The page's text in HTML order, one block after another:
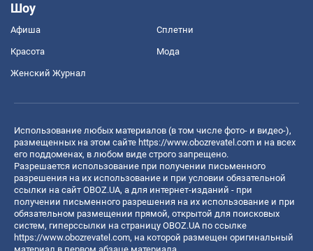
Шоу
Афиша Сплетни
Красота Мода
Женский Журнал
Использование любых материалов (в том числе фото- и видео-),
размещенных на этом сайте https://www.obozrevatel.com и на всех
его поддоменах, в любом виде строго запрещено.
Разрешается использование при получении письменного
разрешения на их использование и при условии обязательной
ссылки на сайт OBOZ.UA, а для интернет-изданий - при
получении письменного разрешения на их использование и при
обязательном размещении прямой, открытой для поисковых
систем, гиперссылки на страницу OBOZ.UA по ссылке
https://www.obozrevatel.com, на которой размещен оригинальный